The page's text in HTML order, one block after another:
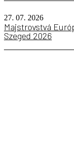
27. 07. 2026
Majstrovstvá
Szeged 2026